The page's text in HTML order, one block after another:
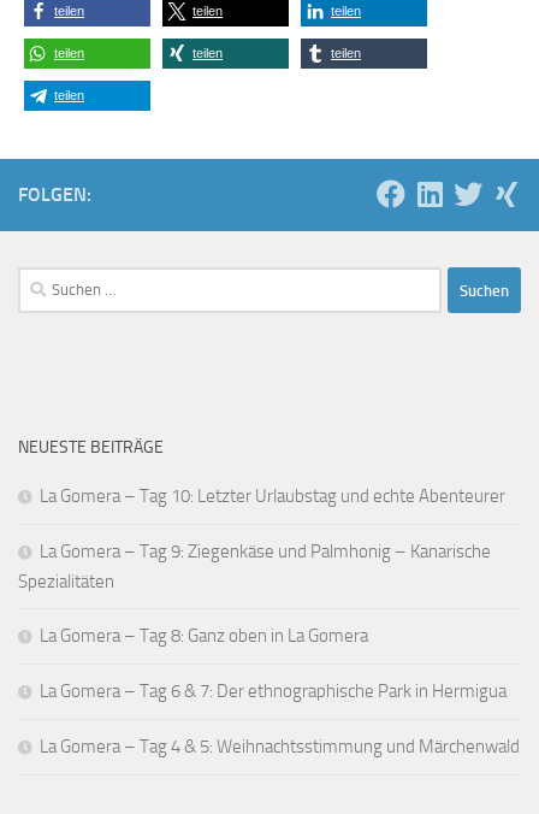
teilen teilen teilen
teilen teilen teilen
teilen
FOLGEN:
Suchen
nach:
NEUESTE BEITRÄGE
La Gomera – Tag 10: Letzter Urlaubstag und echte Abenteurer
La Gomera – Tag 9: Ziegenkäse und Palmhonig – Kanarische
Spezialitäten
La Gomera – Tag 8: Ganz oben in La Gomera
La Gomera – Tag 6 & 7: Der ethnographische Park in Hermigua
La Gomera – Tag 4 & 5: Weihnachtsstimmung und Märchenwald